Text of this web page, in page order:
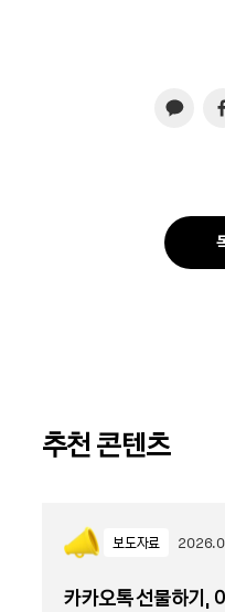
추천 콘텐츠
보도자료
카카오톡 선물하기,